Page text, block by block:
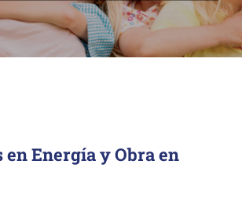
en Energía y Obra en